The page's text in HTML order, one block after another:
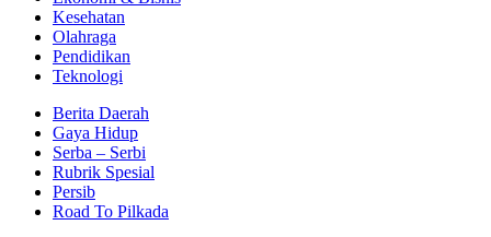
Kesehatan
Olahraga
Pendidikan
Teknologi
Berita Daerah
Gaya Hidup
Serba – Serbi
Rubrik Spesial
Persib
Road To Pilkada